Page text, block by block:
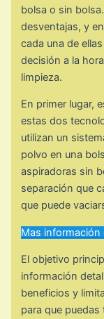
bolsa o sin
desventajas, y
cada una de
decisión a la
limpieza.
En primer lugar,
estas dos
utilizan un
polvo en una
aspiradoras sin
separación que
que puede
Mas información
El objetivo
información
beneficios y
para que